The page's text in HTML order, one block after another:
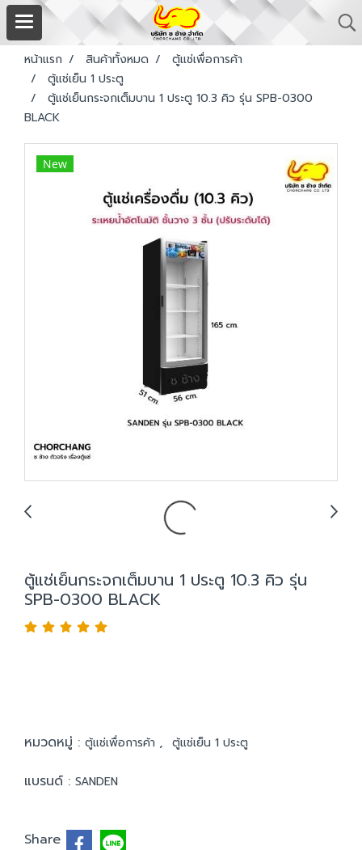
หน้าแรก สินค้าทั้งหมด
ตู้แช่เพื่อการค้า
ตู้แช่เย็น 1 ประตู
ตู้แช่เย็นกระจกเต็มบาน 1 ประตู 10.3 คิว รุ่น SPB-0300
BLACK
New
ตู้แช่เย็นกระจกเต็มบาน 1 ประตู 10.3 คิว รุ่น
SPB-0300 BLACK
หมวดหมู่ : ตู้แช่เพื่อการค้า , ตู้แช่เย็น 1 ประตู
แบรนด์ : SANDEN
Share